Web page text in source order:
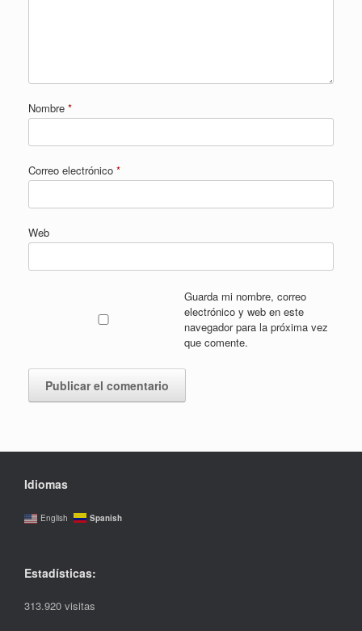
Nombre *
Correo electrónico *
Web
Guarda mi nombre, correo
electrónico y web en este
navegador para la próxima vez
que comente.
Idiomas
English Spanish
Estadísticas:
313.920 visitas